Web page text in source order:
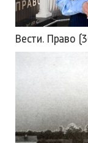
Вести. Право